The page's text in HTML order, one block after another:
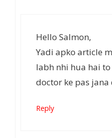
Hello Salmon,
Yadi apko article
labh nhi hua hai to
doctor ke pas jana
Reply